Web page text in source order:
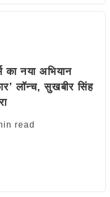
का नया अभियान
लॉन्च, सुखबीर सिंह
read